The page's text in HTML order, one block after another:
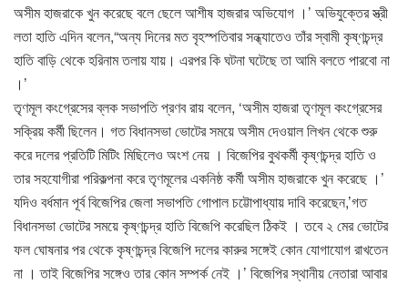
অসীম হাজরাকে খুন করেছে বলে ছেলে আশীষ হাজরার অভিযোগ ।’ অভিযুক্তের স্ত্রী
লতা হাতি এদিন বলেন,“অন্য দিনের মত বৃহস্পতিবার সন্ধ্যাতেও তাঁর স্বামী কৃষ্ণচন্দ্র
হাতি বাড়ি থেকে হরিনাম তলায় যায়। এরপর কি ঘটনা ঘটেছে তা আমি বলতে পারবো না
।’
তৃণমূল কংগ্রেসের ব্লক সভাপতি প্রণব রায় বলেন, ‘অসীম হাজরা তৃণমূল কংগ্রেসের
সক্রিয় কর্মী ছিলেন। গত বিধানসভা ভোটের সময়ে অসীম দেওয়াল লিখন থেকে শুরু
করে দলের প্রতিটি মিটিং মিছিলেও অংশ নেয় । বিজেপির বুথকর্মী কৃষ্ণচন্দ্র হাতি ও
তার সহযোগীরা পরিকল্পনা করে তৃণমূলের একনিষ্ঠ কর্মী অসীম হাজরাকে খুন করেছে ।’
যদিও বর্ধমান পূর্ব বিজেপির জেলা সভাপতি গোপাল চট্টোপাধ্যায় দাবি করেছেন,’গত
বিধানসভা ভোটের সময়ে কৃষ্ণচন্দ্র হাতি বিজেপি করেছিল ঠিকই । তবে ২ মের ভোটের
ফল ঘোষনার পর থেকে কৃষ্ণচন্দ্র বিজেপি দলের কারুর সঙ্গেই কোন যোগাযোগ রাখতেন
না । তাই বিজেপির সঙ্গেও তার কোন সম্পর্ক নেই ।’ বিজেপির স্থানীয় নেতারা আবার